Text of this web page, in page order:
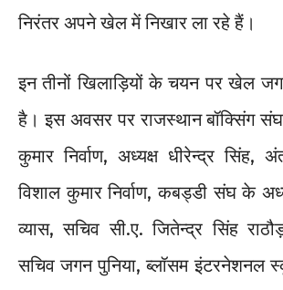
निरंतर अपने खेल में निखार ला रहे हैं।
इन तीनों खिलाड़ियों के चयन पर खेल
है। इस अवसर पर राजस्थान बॉक्सिंग
कुमार निर्वाण, अध्यक्ष धीरेन्द्र सिंह,
विशाल कुमार निर्वाण, कबड्डी संघ के
व्यास, सचिव सी.ए. जितेन्द्र सिंह
सचिव जगन पुनिया, ब्लॉसम इंटरनेशनल